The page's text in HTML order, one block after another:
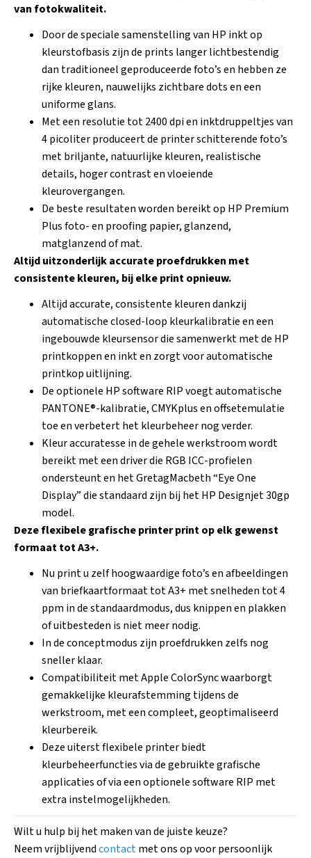
van fotokwaliteit.
Door de speciale samenstelling van HP inkt op
kleurstofbasis zijn de prints langer lichtbestendig
dan traditioneel geproduceerde foto’s en hebben ze
rijke kleuren, nauwelijks zichtbare dots en een
uniforme glans.
Met een resolutie tot 2400 dpi en inktdruppeltjes van
4 picoliter produceert de printer schitterende foto’s
met briljante, natuurlijke kleuren, realistische
details, hoger contrast en vloeiende
kleurovergangen.
De beste resultaten worden bereikt op HP Premium
Plus foto- en proofing papier, glanzend,
matglanzend of mat.
Altijd uitzonderlijk accurate proefdrukken met
consistente kleuren, bij elke print opnieuw.
Altijd accurate, consistente kleuren dankzij
automatische closed-loop kleurkalibratie en een
ingebouwde kleursensor die samenwerkt met de HP
printkoppen en inkt en zorgt voor automatische
printkop uitlijning.
De optionele HP software RIP voegt automatische
PANTONE®-kalibratie, CMYKplus en offsetemulatie
toe en verbetert het kleurbeheer nog verder.
Kleur accuratesse in de gehele werkstroom wordt
bereikt met een driver die RGB ICC-profielen
ondersteunt en het GretagMacbeth “Eye One
Display” die standaard zijn bij het HP Designjet 30gp
model.
Deze flexibele grafische printer print op elk gewenst
formaat tot A3+.
Nu print u zelf hoogwaardige foto’s en afbeeldingen
van briefkaartformaat tot A3+ met snelheden tot 4
ppm in de standaardmodus, dus knippen en plakken
of uitbesteden is niet meer nodig.
In de conceptmodus zijn proefdrukken zelfs nog
sneller klaar.
Compatibiliteit met Apple ColorSync waarborgt
gemakkelijke kleurafstemming tijdens de
werkstroom, met een compleet, geoptimaliseerd
kleurbereik.
Deze uiterst flexibele printer biedt
kleurbeheerfuncties via de gebruikte grafische
applicaties of via een optionele software RIP met
extra instelmogelijkheden.
Wilt u hulp bij het maken van de juiste keuze?
Neem vrijblijvendcontactmet ons op voor persoonlijk